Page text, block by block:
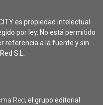
es propiedad intelectual
por ley. No está permitido
referencia a la fuente y sin
S.L.
Red, el grupo editorial